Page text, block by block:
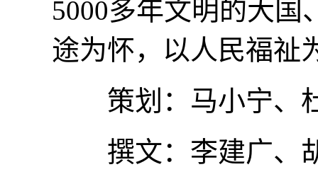
5000多年文明的大国
途为怀，以人民福祉
策划：马小宁、
撰文：李建广、